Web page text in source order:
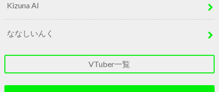
Kizuna AI
ななしいんく
VTuber一覧